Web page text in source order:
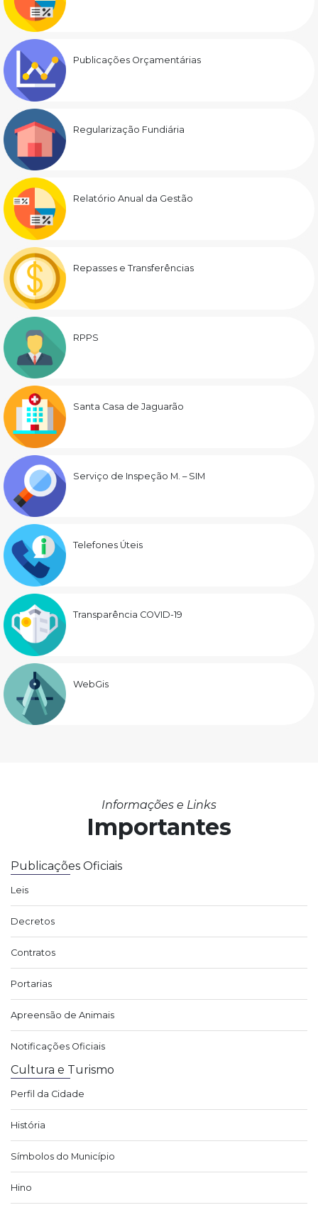
Publicações Orçamentárias
Regularização Fundiária
Relatório Anual da Gestão
Repasses e Transferências
RPPS
Santa Casa de Jaguarão
Serviço de Inspeção M. – SIM
Telefones Úteis
Transparência COVID-19
WebGis
Informações e Links
Importantes
Publicações Oficiais
Leis
Decretos
Contratos
Portarias
Apreensão de Animais
Notificações Oficiais
Cultura e Turismo
Perfil da Cidade
História
Símbolos do Município
Hino